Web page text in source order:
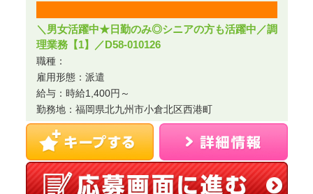
＼男女活躍中★日勤のみ◎シニアの方も活躍中／調
理業務【1】／D58-010126
職種：
雇用形態：派遣
給与：時給1,400円～
勤務地：福岡県北九州市小倉北区西港町